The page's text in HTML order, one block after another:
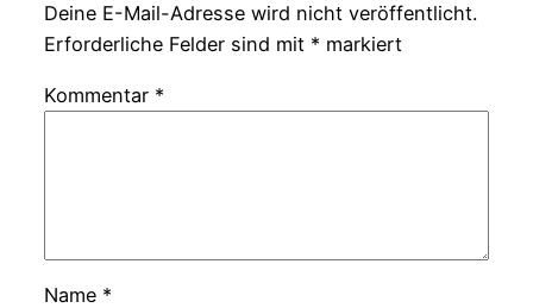
Deine E-Mail-Adresse wird nicht veröffentlicht.
Erforderliche Felder sind mit * markiert
Kommentar *
Name *